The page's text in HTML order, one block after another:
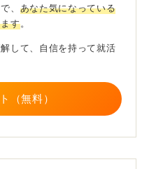
は、
識として役立つのは 色彩
くと顧客との円滑なコミ
分の大きな強みにもなる
で、 あなた気になっている
す。
して、自信を持って就活
（無料）